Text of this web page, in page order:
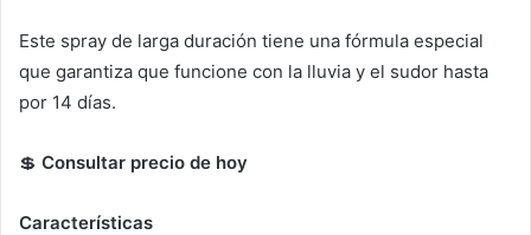
Este spray de larga duración tiene una fórmula especial
que garantiza que funcione con la lluvia y el sudor hasta
por 14 días.
💲 Consultar precio de hoy
Características